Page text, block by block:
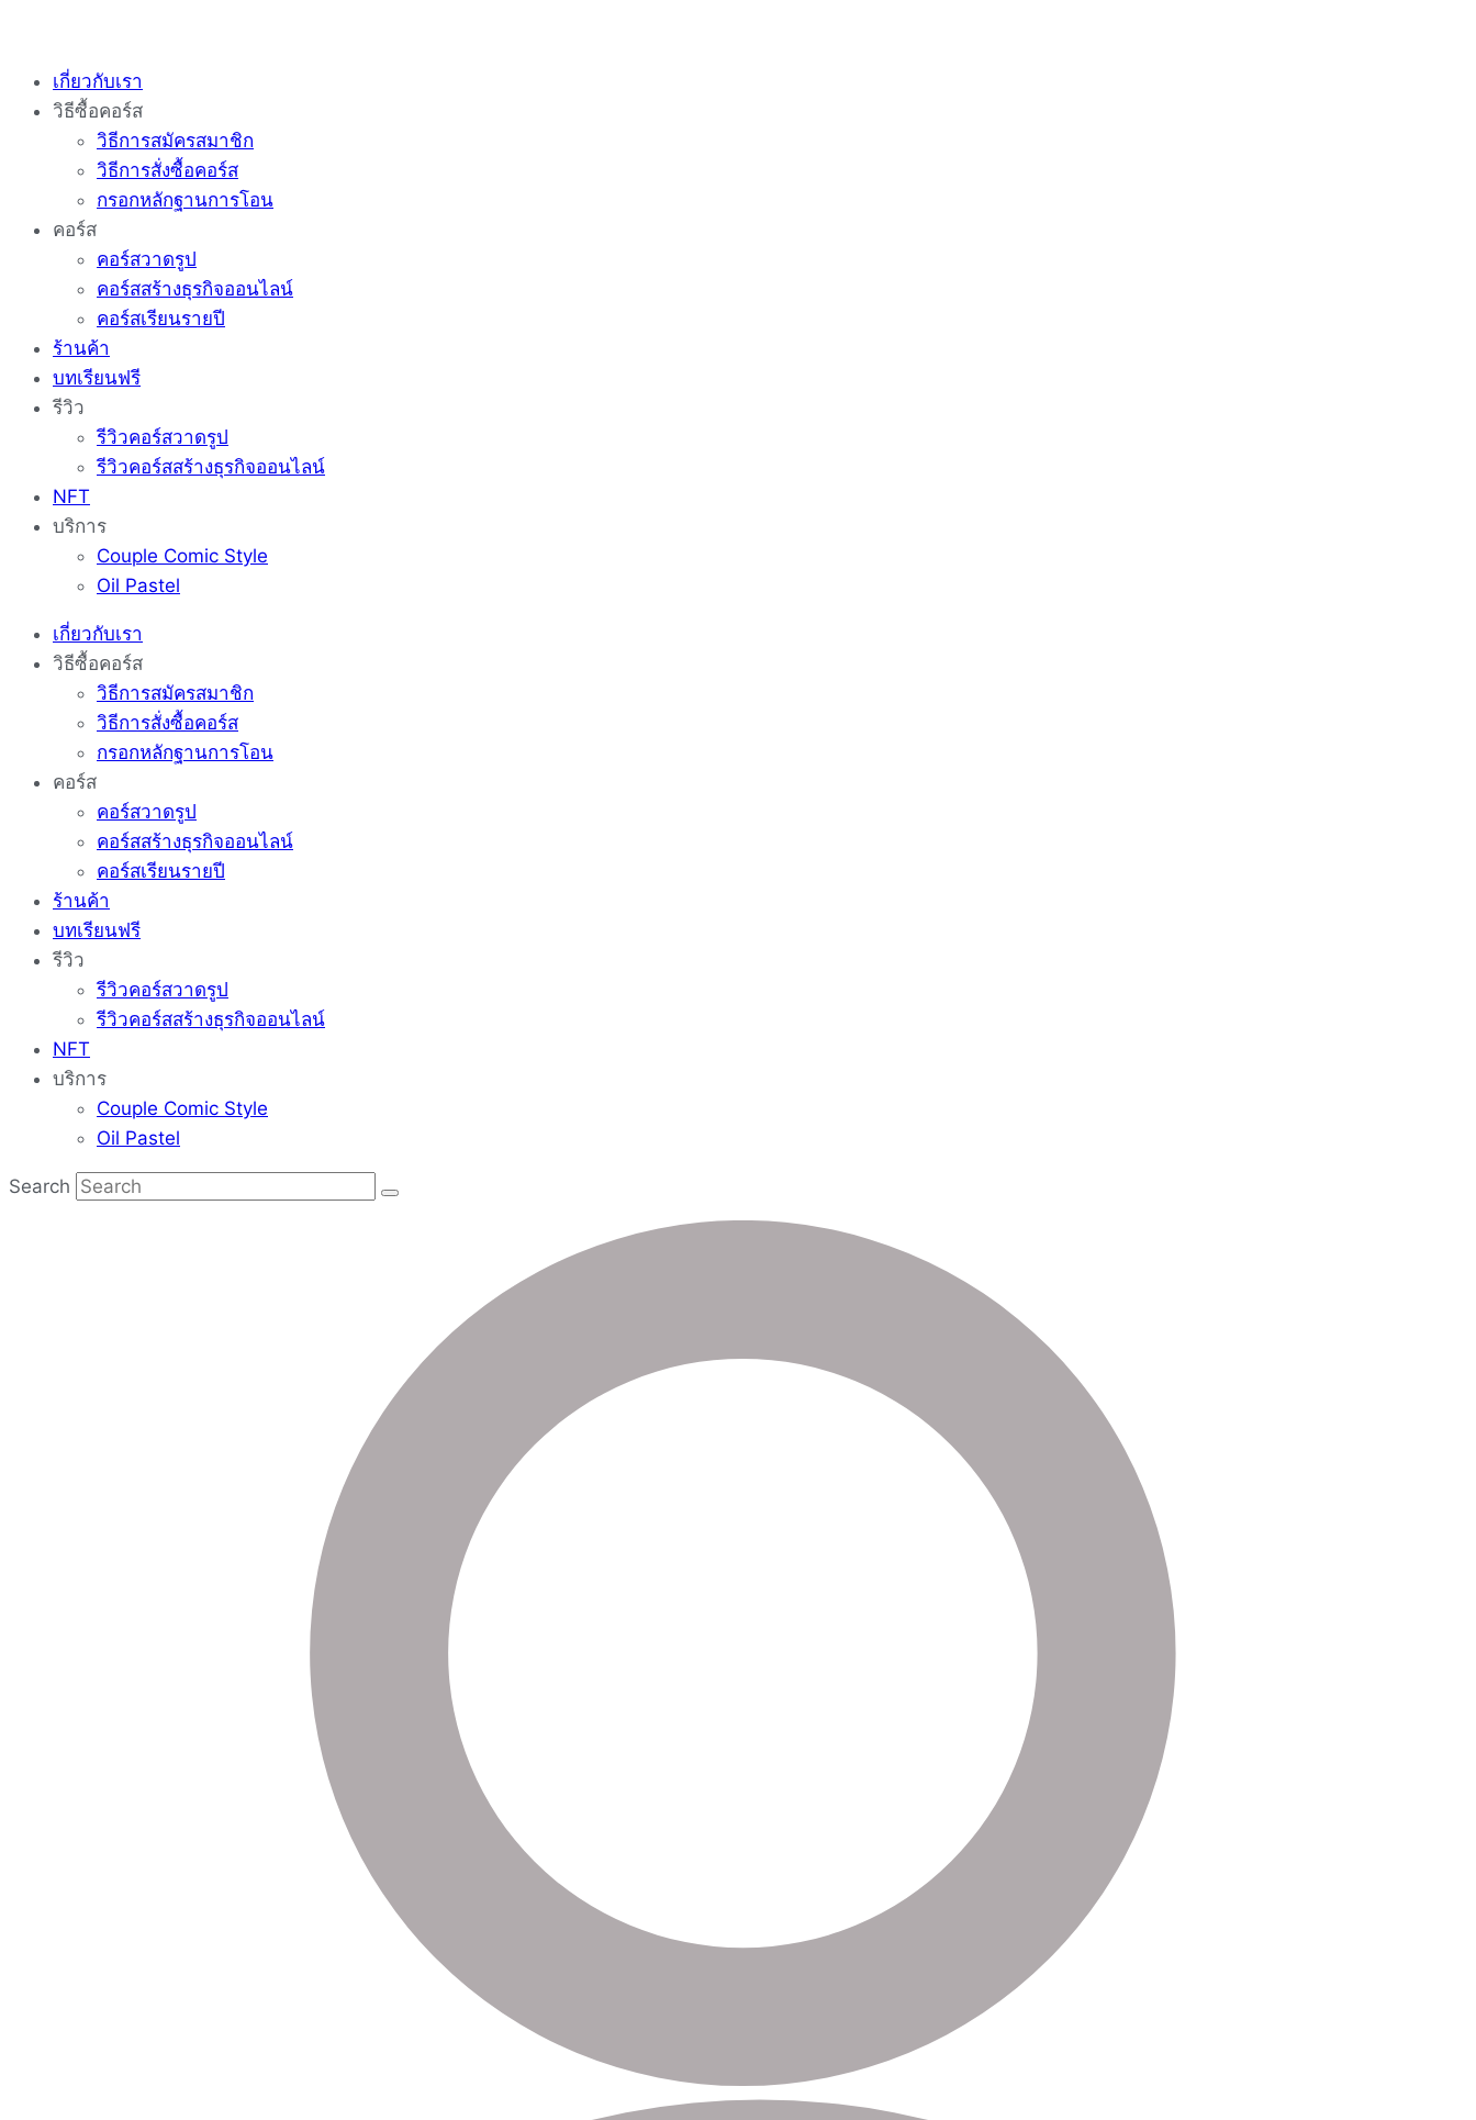
contentเกี่ยวกับเรา
วิธีซื้อคอร์ส
วิธีการสมัครสมาชิก
วิธีการสั่งซื้อคอร์ส
กรอกหลักฐานการโอน
คอร์ส
คอร์สวาดรูป
คอร์สสร้างธุรกิจออนไลน์
คอร์สเรียนรายปี
ร้านค้า
บทเรียนฟรี
รีวิว
รีวิวคอร์สวาดรูป
รีวิวคอร์สสร้างธุรกิจออนไลน์
NFT
บริการ
Couple Comic Style
Oil Pastel
เกี่ยวกับเรา
วิธีซื้อคอร์ส
วิธีการสมัครสมาชิก
วิธีการสั่งซื้อคอร์ส
กรอกหลักฐานการโอน
คอร์ส
คอร์สวาดรูป
คอร์สสร้างธุรกิจออนไลน์
คอร์สเรียนรายปี
ร้านค้า
บทเรียนฟรี
รีวิว
รีวิวคอร์สวาดรูป
รีวิวคอร์สสร้างธุรกิจออนไลน์
NFT
บริการ
Couple Comic Style
Oil Pastel
Search